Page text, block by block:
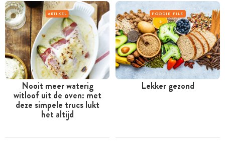
ARTIKEL
Nooit meer waterig
witloof uit de oven: met
deze simpele trucs lukt
het altijd
FOODIE FILE
Lekker gezond